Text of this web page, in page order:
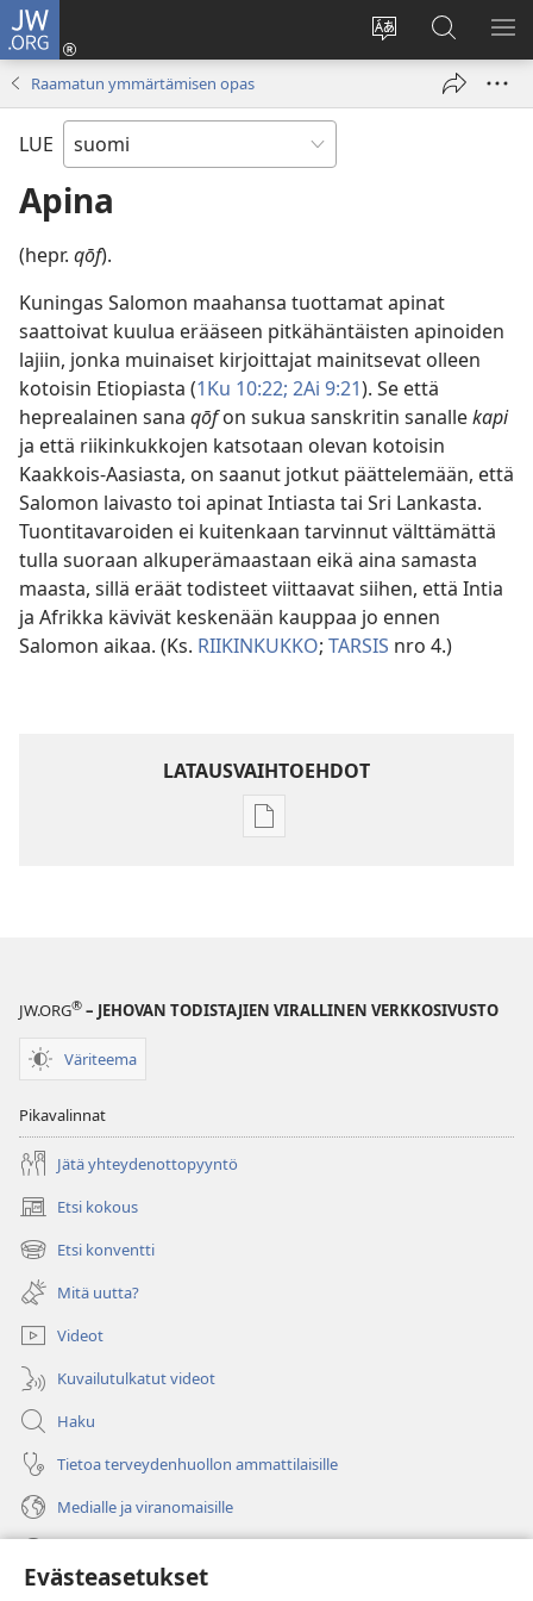
Evästeasetukset
JW.ORG
Vaihda
sivuston
Kirjaudu
(avaa
Hae
JW.ORG-
sivustolta
Raamatun ymmärtämisen opas
LUE
Apina
(hepr. qōf).
Kuningas Salomon maahansa tuottamat apinat
saattoivat kuulua erääseen pitkähäntäisten apinoiden
lajiin, jonka muinaiset kirjoittajat mainitsevat olleen
kotoisin Etiopiasta (1Ku 10:22; 2Ai 9:21). Se että
heprealainen sana qōfon sukua sanskritin sanallekapi
ja että riikinkukkojen katsotaan olevan kotoisin
Kaakkois-Aasiasta, on saanut jotkut päättelemään, että
Salomon laivasto toi apinat Intiasta tai Sri Lankasta.
Tuontitavaroiden ei kuitenkaan tarvinnut välttämättä
tulla suoraan alkuperämaastaan eikä aina samasta
maasta, sillä eräät todisteet viittaavat siihen, että Intia
ja Afrikka kävivät keskenään kauppaa jo ennen
Salomon aikaa. (Ks. RIIKINKUKKO; TARSIS nro 4.)
LATAUSVAIHTOEHDOT
Julkaisujen
JW.ORG® – JEHOVAN TODISTAJIEN VIRALLINEN VERKKOSIVUSTO
Väriteema
Pikavalinnat
Jätä yhteydenottopyyntö
Etsi kokous
(avaa
uuden
ikkunan)
Etsi konventti
(avaa
uuden
ikkunan)
Mitä uutta?
Videot
Kuvailutulkatut videot
Haku
Tietoa terveydenhuollon ammattilaisille
Medialle ja viranomaisille